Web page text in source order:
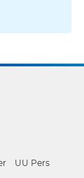
UU Pers